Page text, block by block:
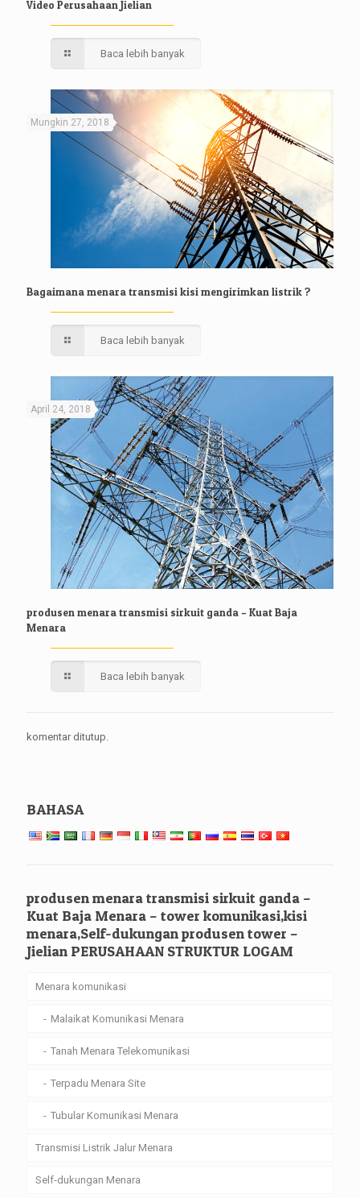
Video Perusahaan Jielian
Baca lebih banyak
Mungkin 27, 2018
Bagaimana menara transmisi kisi mengirimkan listrik ?
Baca lebih banyak
April 24, 2018
produsen menara transmisi sirkuit ganda – Kuat Baja
Menara
Baca lebih banyak
komentar ditutup.
BAHASA
produsen menara transmisi sirkuit ganda –
Kuat Baja Menara – tower komunikasi,kisi
menara,Self-dukungan produsen tower –
Jielian PERUSAHAAN STRUKTUR LOGAM
Menara komunikasi
Malaikat Komunikasi Menara
Tanah Menara Telekomunikasi
Terpadu Menara Site
Tubular Komunikasi Menara
Transmisi Listrik Jalur Menara
Self-dukungan Menara